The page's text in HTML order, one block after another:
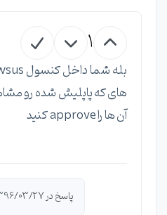
1
های که پاپلیش شده رو
آن ها را approve کنید
پاسخ در 1396/03/27 توسط